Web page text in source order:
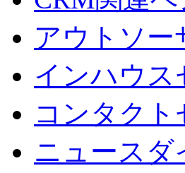
アウトソー
インハウス
コンタク
ニュースダ